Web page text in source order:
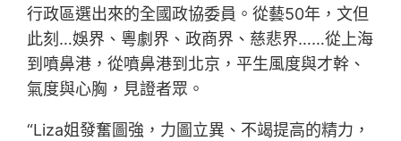
行政區選出來的全國政協委員。從藝50年，文但
此刻…娛界、粵劇界、政商界、慈悲界……從上海
到噴鼻港，從噴鼻港到北京，平生風度與才幹、
氣度與心胸，見證者眾。
“Liza姐發奮圖強，力圖立異、不竭提高的精力，